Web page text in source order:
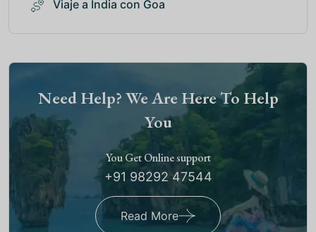
Viaje a India con Goa
Need Help? We Are Here To Help
You
You Get Online support
+91 98292 47544
Read More